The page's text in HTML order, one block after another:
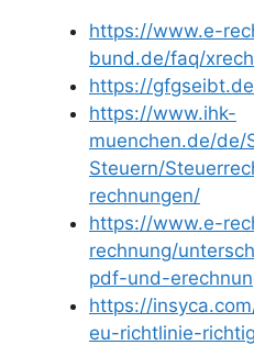
https://www.e-
bund.de/faq/
https://
https://www.ihk-
muenchen.de/de/
Steuern/
rechnungen/
https://www.e-
rechnung/
pdf-und-
https://
eu-richtlinie-